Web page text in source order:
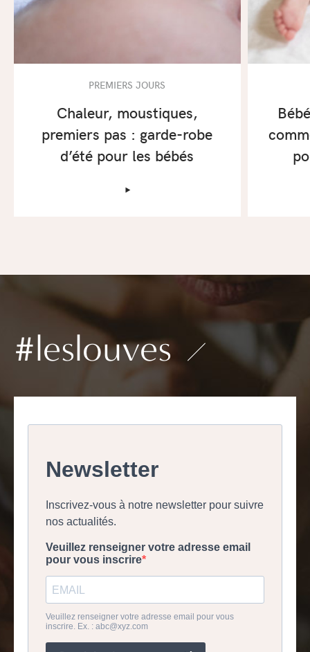
PREMIERS JOURS
Chaleur, moustiques,
premiers pas : garde-robe
d’été pour les bébés
‣
#leslouves